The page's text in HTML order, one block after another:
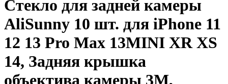
Стекло для задней камеры
AliSunny 10 шт. для iPhone 11
12 13 Pro Max 13MINI XR XS
14, Задняя крышка
объектива камеры 3M,